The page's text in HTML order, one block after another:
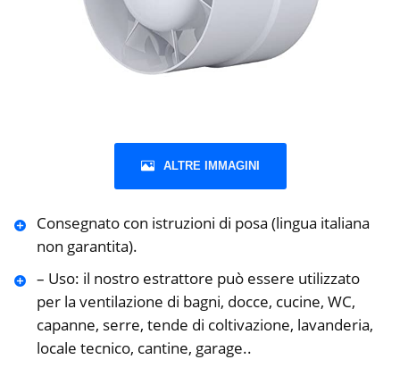
ALTRE IMMAGINI
Consegnato con istruzioni di posa (lingua italiana
non garantita).
– Uso: il nostro estrattore può essere utilizzato
per la ventilazione di bagni, docce, cucine, WC,
capanne, serre, tende di coltivazione, lavanderia,
locale tecnico, cantine, garage..